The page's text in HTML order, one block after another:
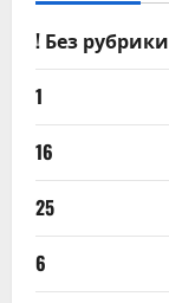
! Без рубрики
1
16
25
6